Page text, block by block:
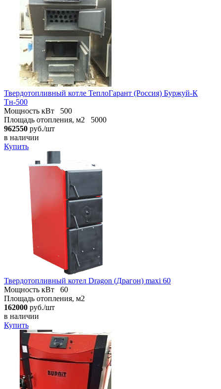
Твердотопливный котле ТеплоГарант (Россия) Буржуй-К
Тн-500
Мощность кВт
500
Площадь отопления, м2
5000
962550 руб./шт
в наличии
Купить
Твердотопливный котел Dragon (Драгон) maxi 60
Мощность кВт
60
Площадь отопления, м2
162000 руб./шт
в наличии
Купить